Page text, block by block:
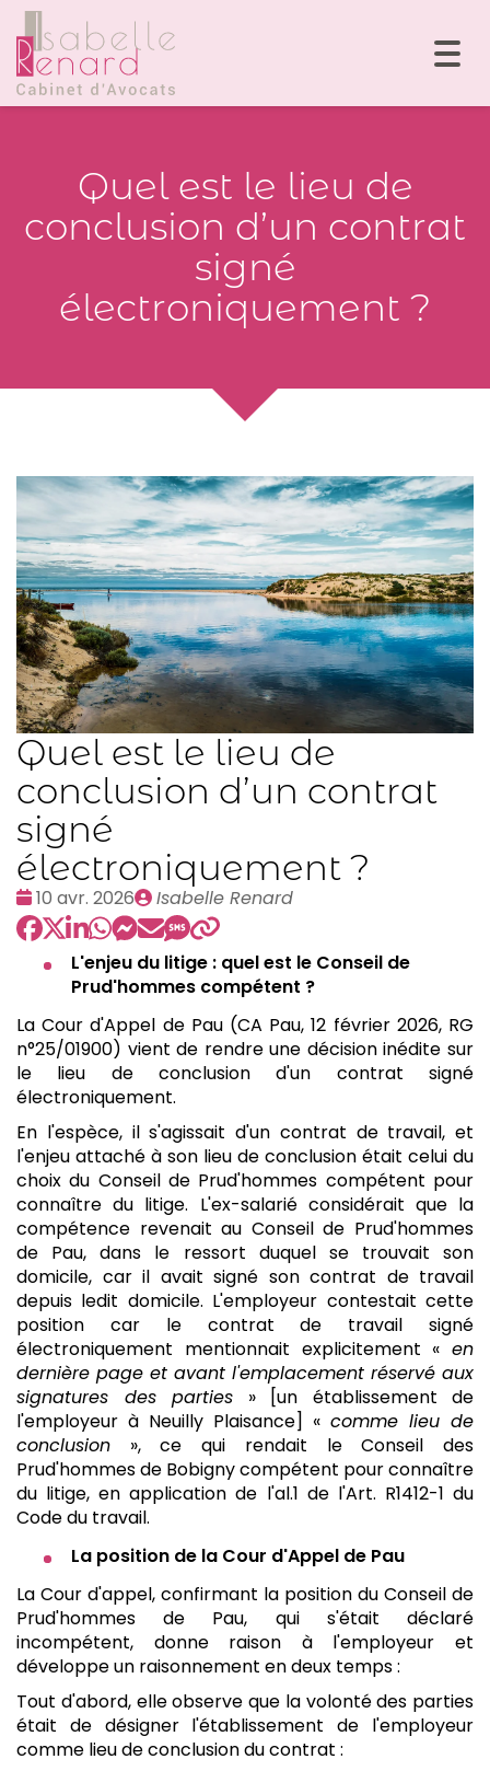
Quel est le lieu de
conclusion d’un contrat
signé
électroniquement ?
Quel est le lieu de
conclusion d’un contrat
signé
électroniquement ?
Date
:
10 avr. 2026
Publié
par
Isabelle Renard
L'enjeu du litige : quel est le Conseil de
Prud'hommes compétent ?
La Cour d'Appel de Pau (CA Pau, 12 février 2026, RG
n°25/01900) vient de rendre une décision inédite sur
le lieu de conclusion d'un contrat signé
électroniquement.
En l'espèce, il s'agissait d'un contrat de travail, et
l'enjeu attaché à son lieu de conclusion était celui du
choix du Conseil de Prud'hommes compétent pour
connaître du litige. L'ex-salarié considérait que la
compétence revenait au Conseil de Prud'hommes
de Pau, dans le ressort duquel se trouvait son
domicile, car il avait signé son contrat de travail
depuis ledit domicile. L'employeur contestait cette
position car le contrat de travail signé
électroniquement mentionnait explicitement « en
dernière page et avant l'emplacement réservé aux
signatures des parties » [un établissement de
l'employeur à Neuilly Plaisance] « comme lieu de
conclusion », ce qui rendait le Conseil des
Prud'hommes de Bobigny compétent pour connaître
du litige, en application de l'al.1 de l'Art. R1412-1 du
Code du travail.
La position de la Cour d'Appel de Pau
La Cour d'appel, confirmant la position du Conseil de
Prud'hommes de Pau, qui s'était déclaré
incompétent, donne raison à l'employeur et
développe un raisonnement en deux temps :
Tout d'abord, elle observe que la volonté des parties
était de désigner l'établissement de l'employeur
comme lieu de conclusion du contrat :